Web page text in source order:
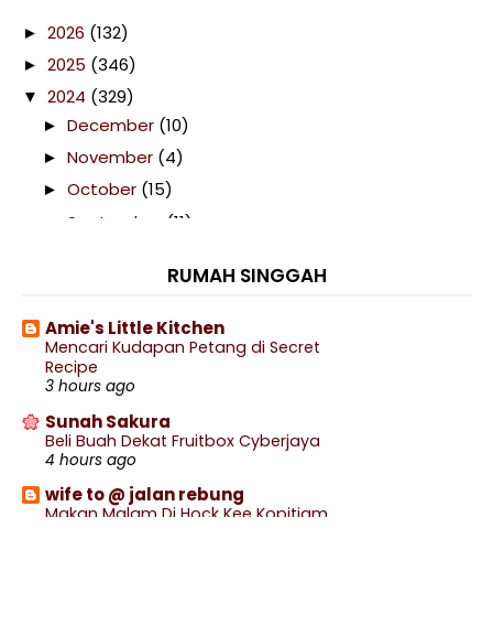
► 2026 (132)
► 2025 (346)
▼ 2024 (329)
► December (10)
► November (4)
► October (15)
September (11)
► June(12)
►May(11)
►April(47)
►March(64)
►February(37)
Drama Boleh Saya Bantu (TV3)
RUMAH SINGGAH
Amie's Little Kitchen
Mencari Kudapan Petang di Secret
Recipe
3 hours ago
Sunah Sakura
Beli Buah Dekat Fruitbox Cyberjaya
4 hours ago
wife to @ jalan rebung
Makan Malam Di Hock Kee Kopitiam